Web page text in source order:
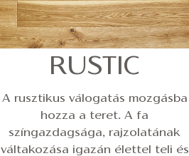
RUSTIC
A rusztikus válogatás mozgásba
hozza a teret. A fa
színgazdagsága, rajzolatának
váltakozása igazán élettel teli és